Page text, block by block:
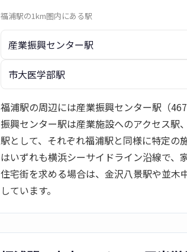
福浦駅の1km圏内にある駅
産業振興センター駅
市大医学部駅
福浦駅の周辺には産業振興センター駅（
振興センター駅は産業施設へのアクセス駅
駅として、それぞれ福浦駅と同様に特定の
はいずれも横浜シーサイドライン沿線で、
住宅街を求める場合は、金沢八景駅や並
しています。